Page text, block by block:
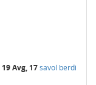
19 Avg, 17savol berdi